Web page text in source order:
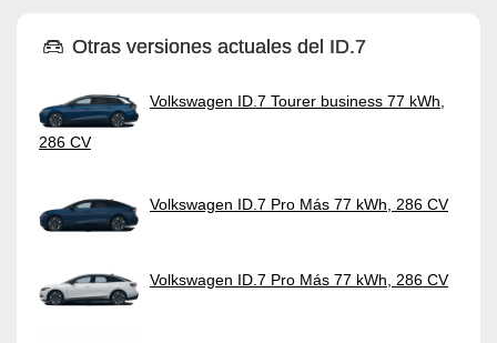
Otras versiones actuales del ID.7
Volkswagen ID.7 Tourer business 77 kWh,
286 CV
Volkswagen ID.7 Pro Más 77 kWh, 286 CV
Volkswagen ID.7 Pro Más 77 kWh, 286 CV